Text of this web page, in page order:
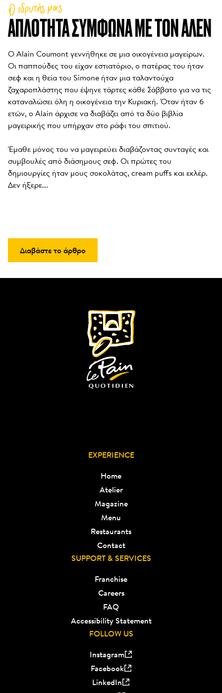
ΑΠΛΌΤΗΤΑ ΣΎΜΦΩΝΑ ΜΕ ΤΟΝ ΑΛΈΝ
Ο ιδρυτής μας
Ο Alain Coumont γεννήθηκε σε μια οικογένεια μαγείρων.
Οι παππούδες του είχαν εστιατόριο, ο πατέρας του ήταν
σεφ και η θεία του Simone ήταν μια ταλαντούχα
ζαχαροπλάστης που έψηνε τάρτες κάθε Σάββατο για να τις
καταναλώσει όλη η οικογένεια την Κυριακή. Όταν ήταν 6
ετών, ο Alain άρχισε να διαβάζει από τα δύο βιβλία
μαγειρικής που υπήρχαν στο ράφι του σπιτιού.
Έμαθε μόνος του να μαγειρεύει διαβάζοντας συνταγές και
συμβουλές από διάσημους σεφ. Οι πρώτες του
δημιουργίες ήταν μους σοκολάτας, cream puffs και εκλέρ.
Δεν ήξερε...
Διαβάστε το άρθρο
EXPERIENCE
Home
Atelier
Magazine
Menu
Restaurants
Contact
SUPPORT & SERVICES
Franchise
Careers
FAQ
Accessibility Statement
FOLLOW US
Instagram
Facebook
LinkedIn